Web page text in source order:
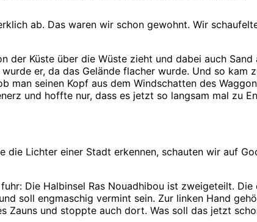
ab. Das waren wir schon gewohnt. Wir
der Küste über die Wüste zieht und dabei auch
er, da das Gelände flacher wurde. Und so
man seinen Kopf aus dem Windschatten des
und hoffte nur, dass es jetzt so langsam mal zu
die Lichter einer Stadt erkennen, schauten wir auf
Die Halbinsel Ras Nouadhibou ist zweigeteilt.
soll engmaschig vermint sein. Zur linken Hand
Zauns und stoppte auch dort. Was soll das jetzt